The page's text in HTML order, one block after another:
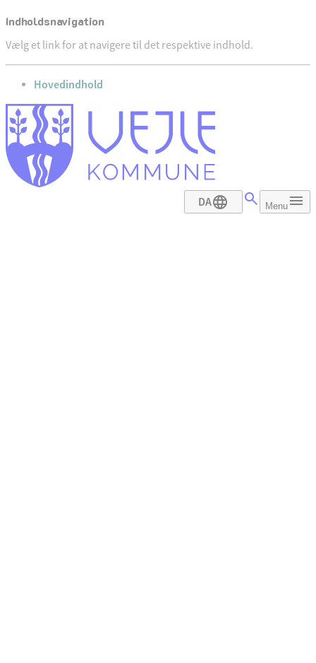
Indholdsnavigation
Vælg et link for at navigere til det respektive indhold.
gå til
Hovedindhold
DA Menu